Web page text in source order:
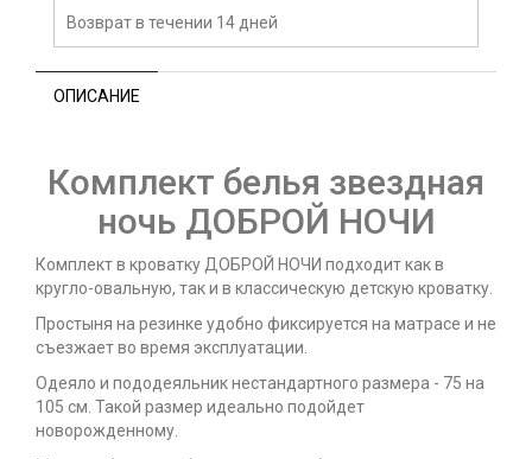
Возврат в течении 14 дней
ОПИСАНИЕ
Комплект белья звездная
ночь ДОБРОЙ НОЧИ
Комплект в кроватку ДОБРОЙ НОЧИ подходит как в
кругло-овальную, так и в классическую детскую кроватку.
Простыня на резинке удобно фиксируется на матрасе и не
съезжает во время эксплуатации.
Одеяло и пододеяльник нестандартного размера - 75 на
105 см. Такой размер идеально подойдет
новорожденному.